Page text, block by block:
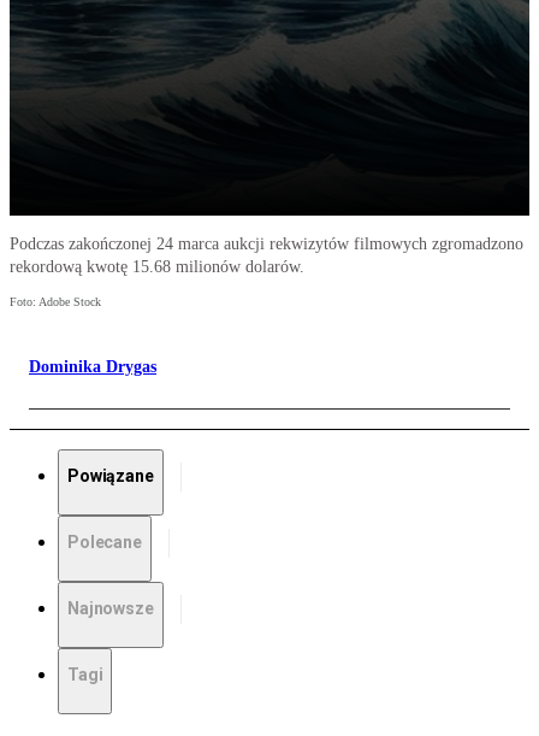
Podczas zakończonej 24 marca aukcji rekwizytów filmowych zgromadzono
rekordową kwotę 15.68 milionów dolarów.
Foto: Adobe Stock
Dominika Drygas
Powiązane
Polecane
Najnowsze
Tagi